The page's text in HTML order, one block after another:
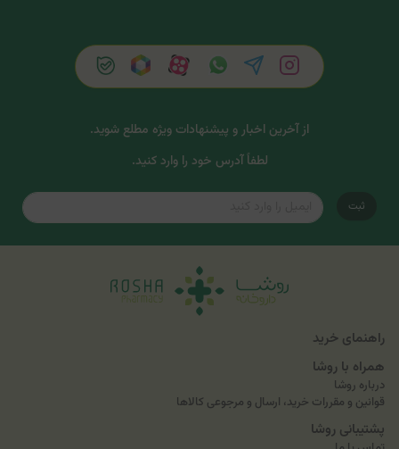
از آخرین اخبار و پیشنهادات ویژه مطلع شوید.
لطفاً آدرس خود را وارد کنید.
ثبت
راهنمای خرید
همراه با روشا
درباره روشا
قوانین و مقررات خرید، ارسال و مرجوعی کالاها
پشتیبانی روشا